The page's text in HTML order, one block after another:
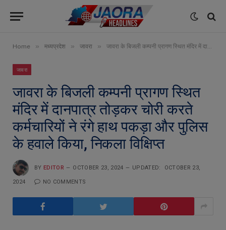
Home » मध्यप्रदेश » जावरा » जावरा के बिजली कम्पनी प्रागण स्थित मंदिर में दानपात्र तोड़कर चोरी करते कर्मचारियों ने रंगे हाथ पकड़ा और पुलिस के हवाले किया, निकला विक्षिप्त
जावरा
जावरा के बिजली कम्पनी प्रागण स्थित
मंदिर में दानपात्र तोड़कर चोरी करते
कर्मचारियों ने रंगे हाथ पकड़ा और पुलिस
के हवाले किया, निकला विक्षिप्त
BY EDITOR OCTOBER 23, 2024 UPDATED: OCTOBER 23,
2024 NO COMMENTS